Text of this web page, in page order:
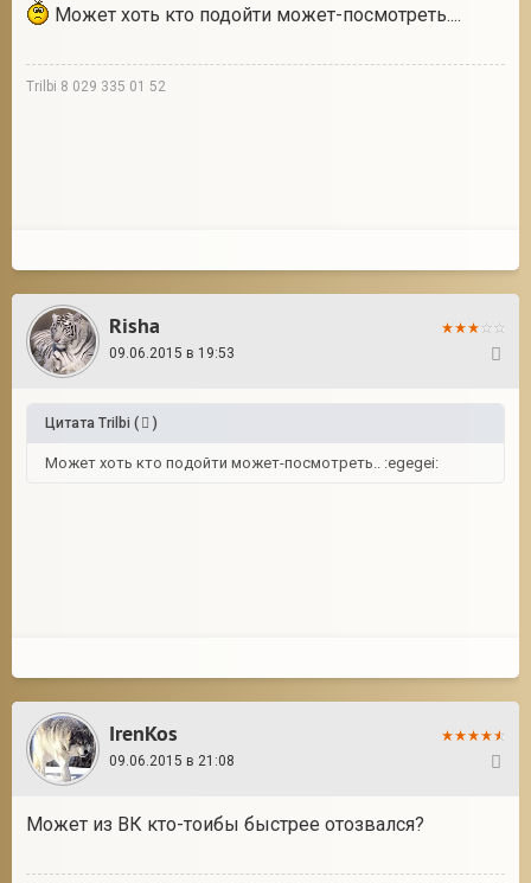
Может хоть кто подойти может-посмотреть....
Trilbi 8 029 335 01 52
Risha
09.06.2015 в 19:53
Цитата Trilbi ( )
Может хоть кто подойти может-посмотреть.. :egegei:
IrenKos
09.06.2015 в 21:08
Может из ВК кто-тоибы быстрее отозвался?